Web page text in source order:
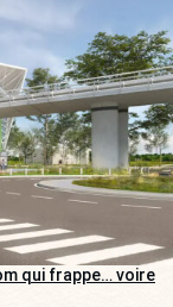
qui frappe… voire